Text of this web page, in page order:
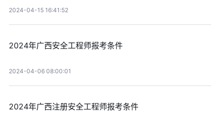
2024-04-15 16:41:52
2024年广西安全工程师报考条件
2024-04-06 08:00:01
2024年广西注册安全工程师报考条件